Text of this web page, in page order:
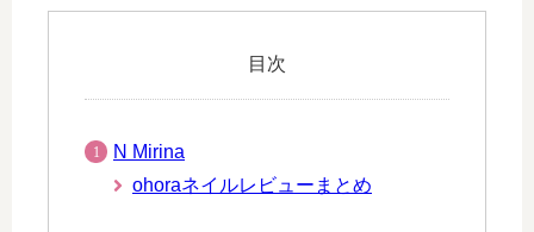
目次
N Mirina
ohoraネイルレビューまとめ